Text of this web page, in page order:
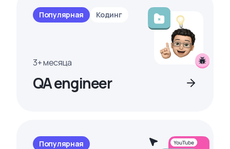
Популярная Кодинг
3+ месяца
QA engineer
Популярная